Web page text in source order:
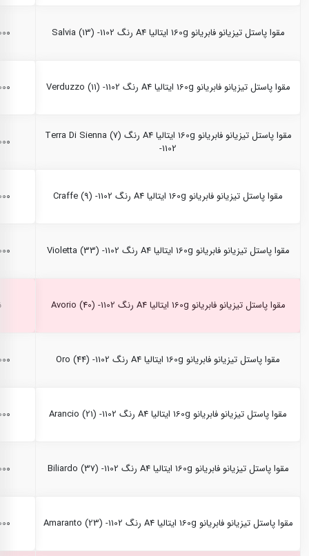
مقوا پاستل تیزیانو فابریانو 160g ایتالیا A4 رنگ Salvia (13) -1102
مقوا پاستل تیزیانو فابریانو 160g ایتالیا A4 رنگ Verduzzo (11) -1102
مقوا پاستل تیزیانو فابریانو 160g ایتالیا A4 رنگ Terra Di Sienna (7)
-1102
مقوا پاستل تیزیانو فابریانو 160g ایتالیا A4 رنگ Craffe (9) -1102
مقوا پاستل تیزیانو فابریانو 160g ایتالیا A4 رنگ Violetta (33) -1102
مقوا پاستل تیزیانو فابریانو 160g ایتالیا A4 رنگ Avorio (40) -1102
مقوا پاستل تیزیانو فابریانو 160g ایتالیا A4 رنگ Oro (44) -1102
مقوا پاستل تیزیانو فابریانو 160g ایتالیا A4 رنگ Arancio (21) -1102
مقوا پاستل تیزیانو فابریانو 160g ایتالیا A4 رنگ Biliardo (37) -1102
مقوا پاستل تیزیانو فابریانو 160g ایتالیا A4 رنگ Amaranto (23) -1102